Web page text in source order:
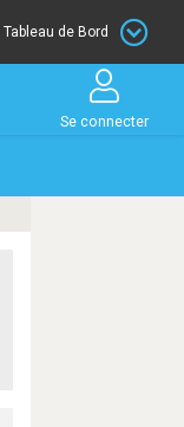
Tableau de Bord
Se connecter